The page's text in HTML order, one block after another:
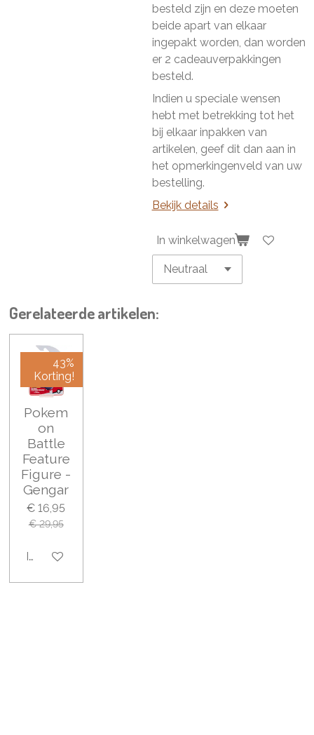
besteld zijn en deze moeten
beide apart van elkaar
ingepakt worden, dan worden
er 2 cadeauverpakkingen
besteld.
Indien u speciale wensen
hebt met betrekking tot het
bij elkaar inpakken van
artikelen, geef dit dan aan in
het opmerkingenveld van uw
bestelling.
Bekijk details
In winkelwagen
Gerelateerde artikelen:
43%
Korting!
Pokem
on
Battle
Feature
Figure -
Gengar
€ 16,95
€ 29,95
In winkelwagen